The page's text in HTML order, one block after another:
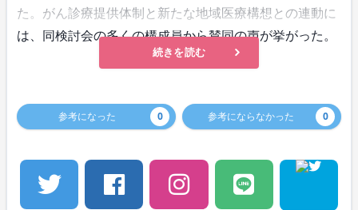
た。がん診療提供体制と新たな地域医療構想との連動に
は、同検討会の多くの構成員から賛同の声が挙がった。
続きを読む
参考になった 0 参考にならなかった 0